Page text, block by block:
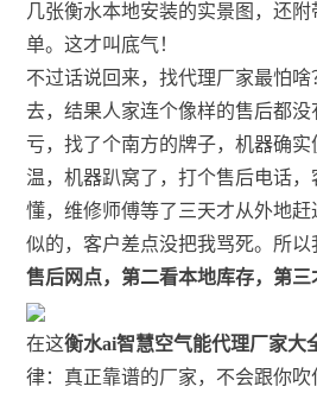
几张衡水本地安装的实景图，还
单。这才叫底气！
不过话说回来，找代理厂家最怕
去，结果人家连个像样的售后都
亏，找了个南方的牌子，机器确
温，机器趴窝了，打个售后电话
懂，维修师傅等了三天才从外地
似的，客户差点没把我骂死。所
售后网点，第二看本地库存，第三
在这衡水ai智慧空气能代理厂家大
律：真正靠谱的厂家，不会跟你吹